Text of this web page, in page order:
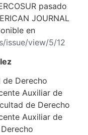
pasado
JOURNAL
en
issue/view/5/12
Derecho
Auxiliar de
de Derecho
Auxiliar de